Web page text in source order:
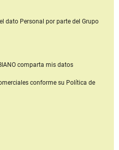
dato Personal por parte del Grupo
comparta mis datos
conforme su Política de